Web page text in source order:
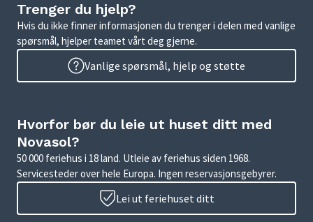
Trenger du hjelp?
Hvis du ikke finner informasjonen du trenger i delen med vanlige
spørsmål, hjelper teamet vårt deg gjerne.
Vanlige spørsmål, hjelp og støtte
Hvorfor bør du leie ut huset ditt med
Novasol?
50 000 feriehus i 18 land. Utleie av feriehus siden 1968.
Servicesteder over hele Europa. Ingen reservasjonsgebyrer.
Lei ut feriehuset ditt